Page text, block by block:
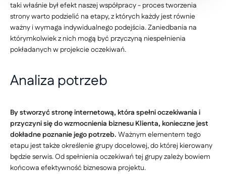
taki właśnie był efekt naszej współpracy - proces tworzenia
strony warto podzielić na etapy, z których każdy jest równie
ważny i wymaga indywidualnego podejścia. Zaniedbania na
którymkolwiek z nich mogą być przyczyną niespełnienia
pokładanych w projekcie oczekiwań.
Analiza potrzeb
By stworzyć stronę internetową, która spełni oczekiwania i
przyczyni się do wzmocnienia biznesu Klienta, konieczne jest
dokładne poznanie jego potrzeb. Ważnym elementem tego
etapu jest także określenie grupy docelowej, do której kierowany
będzie serwis. Od spełnienia oczekiwań tej grupy zależy bowiem
końcowa efektywność biznesowa projektu.